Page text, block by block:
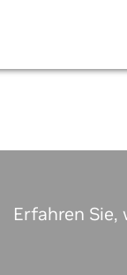
Erfahren